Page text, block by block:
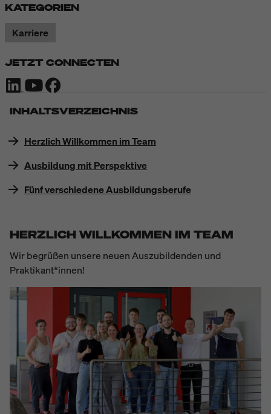
KATEGORIEN
Karriere
JETZT CONNECTEN
INHALTSVERZEICHNIS
Herzlich Willkommen im Team
Ausbildung mit Perspektive
Fünf verschiedene Ausbildungsberufe
HERZLICH WILLKOMMEN IM TEAM
Wir begrüßen unsere neuen Auszubildenden und
Praktikant*innen!